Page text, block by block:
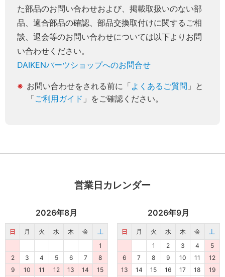
た部品のお問い合わせおよび、掲載取扱いのない部
品、適合部品の確認、部品交換取付けに関するご相
談、退会等のお問い合わせについては以下よりお問
い合わせください。
DAIKENパーツショップへのお問合せ
お問い合わせをされる前に「よくあるご質問 」と
「ご利用ガイド 」をご確認ください。
営業日カレンダー
2026年8月
日 月 火 水 木 金
土
1
2
3 4 5 6 7
8
9
10 11 12 13 14
15
2026年9月
日 月 火 水 木 金
土
1
2 3 4
5
6
7 8 9 10 11
12
13
14 15 16 17 18
19